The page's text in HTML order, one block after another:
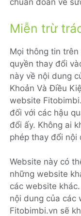
chuẩn đoán về
Miễn trừ
Mọi thông tin
quyền thay đổi
này về nội dung
Khoản Và Điều
website
đối với các hậu
đổi ấy. Không ai
phép thay đổi nội
Website này có
những website
các website
nội dung của các
Fitobimbi.vn sẽ